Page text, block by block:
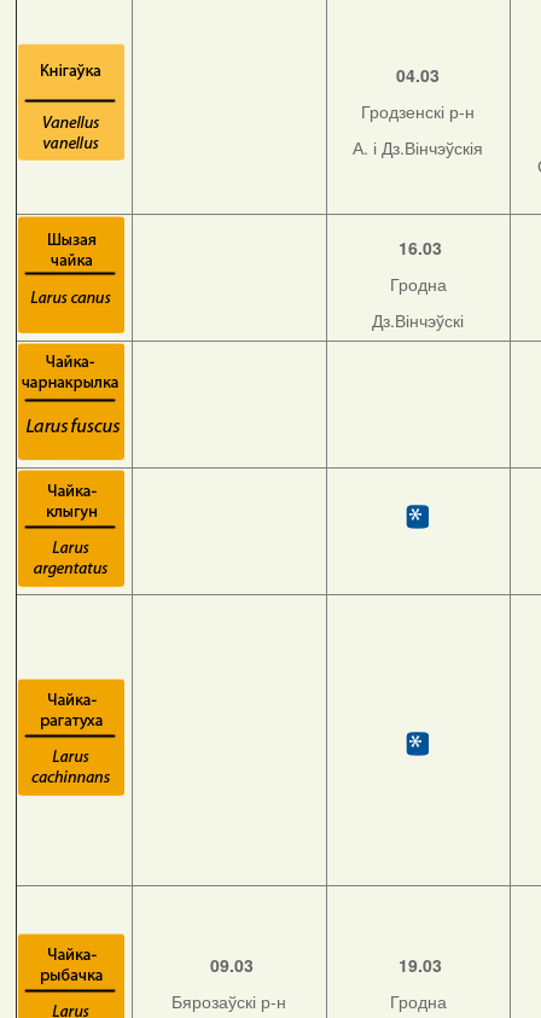
04.03
Гродзенскі р-н
А. і Дз.Вінчэўскія
16.03
Гродна
Дз.Вінчэўскі
09.03
Бярозаўскі р-н
19.03
Гродна